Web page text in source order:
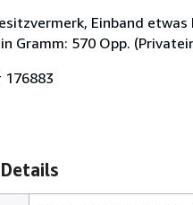
Einband
Gramm: 570 Opp.
176883